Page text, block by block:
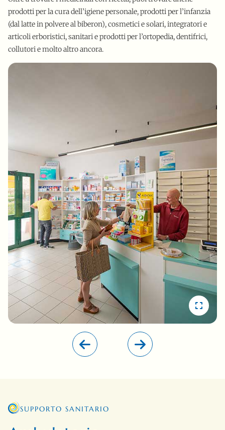
prodotti per la cura dell’igiene personale, prodotti per l’infanzia
(dal latte in polvere al biberon), cosmetici e solari, integratori e
articoli erboristici, sanitari e prodotti per l’ortopedia, dentifrici,
collutori e molto altro ancora.
SUPPORTO SANITARIO